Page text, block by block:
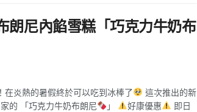
朗尼內餡雪糕「巧克力牛奶布
在炎熱的暑假終於可以吃到冰棒了
這次推出的新
的 「巧克力牛奶布朗尼
」 好康優惠
即日